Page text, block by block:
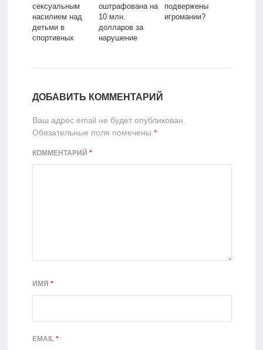
сексуальным
насилием над
детьми в
спортивных
оштрафована на
10 млн.
долларов за
нарушение
подвержены
игромании?
ДОБАВИТЬ КОММЕНТАРИЙ
Ваш адрес email не будет опубликован.
Обязательные поля помечены *
КОММЕНТАРИЙ *
ИМЯ *
EMAIL *